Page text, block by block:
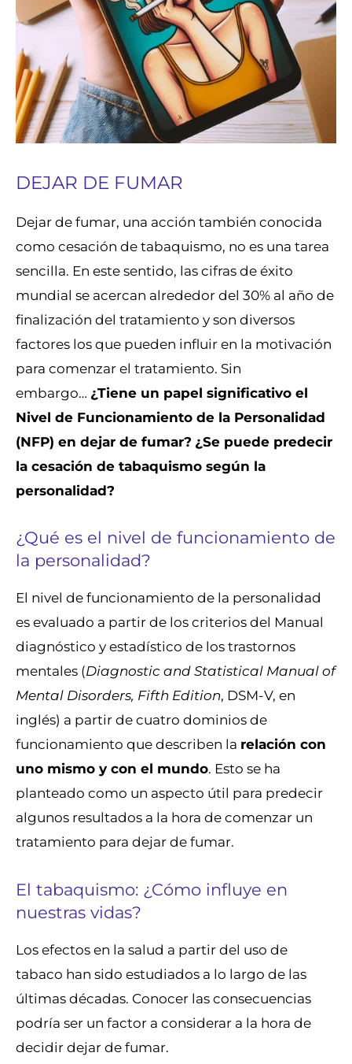
DEJAR DE FUMAR
Dejar de fumar, una acción también conocida
como cesación de tabaquismo, no es una tarea
sencilla. En este sentido, las cifras de éxito
mundial se acercan alrededor del 30% al año de
finalización del tratamiento y son diversos
factores los que pueden influir en la motivación
para comenzar el tratamiento. Sin
embargo… ¿Tiene un papel significativo el
Nivel de Funcionamiento de la Personalidad
(NFP) en dejar de fumar? ¿Se puede predecir
la cesación de tabaquismo según la
personalidad?
¿Qué es el nivel de funcionamiento de
la personalidad?
El nivel de funcionamiento de la personalidad
es evaluado a partir de los criterios del Manual
diagnóstico y estadístico de los trastornos
mentales (Diagnostic and Statistical Manual of
Mental Disorders, Fifth Edition, DSM-V, en
inglés) a partir de cuatro dominios de
funcionamiento que describen la relación con
uno mismo y con el mundo. Esto se ha
planteado como un aspecto útil para predecir
algunos resultados a la hora de comenzar un
tratamiento para dejar de fumar.
El tabaquismo: ¿Cómo influye en
nuestras vidas?
Los efectos en la salud a partir del uso de
tabaco han sido estudiados a lo largo de las
últimas décadas. Conocer las consecuencias
podría ser un factor a considerar a la hora de
decidir dejar de fumar.